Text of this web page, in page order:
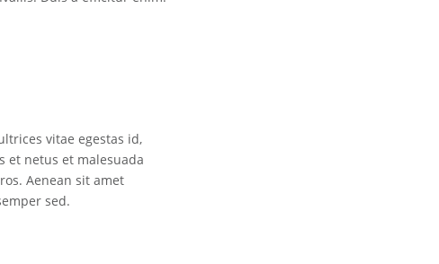
vitae egestas id,
et netus et malesuada
Aenean sit amet
sed.